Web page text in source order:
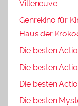
Villeneuve
Genrekino für
Haus der
Die besten
Die besten
Die besten
Die besten